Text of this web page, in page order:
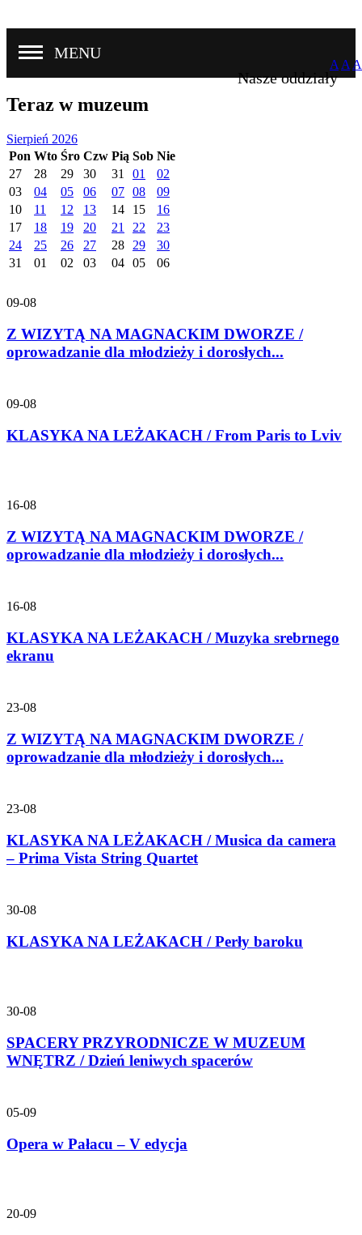
Nasze oddziały
MENU
Teraz w muzeum
Sierpień 2026
Pon Wto Śro Czw Pią Sob Nie
27
28 29 30 31 01
02
03
04 05 06 07 08
09
10
11 12 13 14 15
16
17
18 19 20 21 22
23
24
25 26 27 28 29
30
31
01 02 03 04 05 06
09-08
Z WIZYTĄ NA MAGNACKIM DWORZE /
oprowadzanie dla młodzieży i dorosłych...
09-08
KLASYKA NA LEŻAKACH / From Paris to Lviv
16-08
Z WIZYTĄ NA MAGNACKIM DWORZE /
oprowadzanie dla młodzieży i dorosłych...
16-08
KLASYKA NA LEŻAKACH / Muzyka srebrnego
ekranu
23-08
Z WIZYTĄ NA MAGNACKIM DWORZE /
oprowadzanie dla młodzieży i dorosłych...
23-08
KLASYKA NA LEŻAKACH / Musica da camera
– Prima Vista String Quartet
30-08
KLASYKA NA LEŻAKACH / Perły baroku
30-08
SPACERY PRZYRODNICZE W MUZEUM
WNĘTRZ / Dzień leniwych spacerów
05-09
Opera w Pałacu – V edycja
20-09
A A A